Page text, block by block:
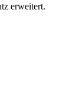
erweitert.